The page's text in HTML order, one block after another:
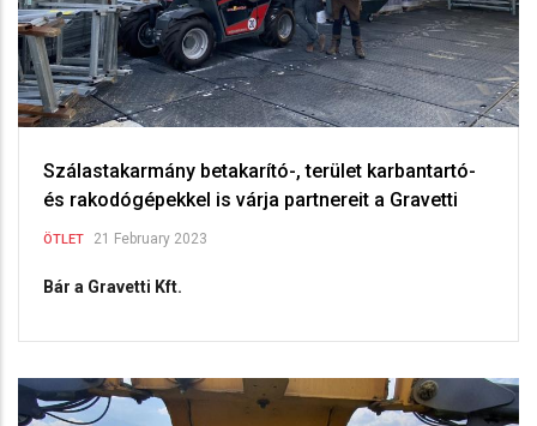
Szálastakarmány betakarító-, terület karbantartó-
és rakodógépekkel is várja partnereit a Gravetti
ÖTLET 21 February 2023
Bár a Gravetti Kft.